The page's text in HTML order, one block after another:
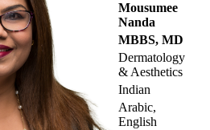
Mousumee
Nanda
MBBS, MD
Dermatology
& Aesthetics
Indian
Arabic,
English